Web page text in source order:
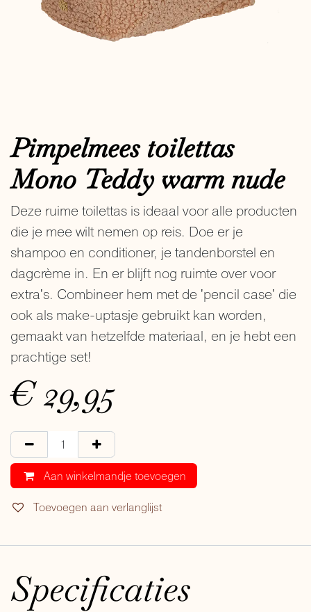
Pimpelmees toilettas
Mono Teddy warm nude
Deze ruime toilettas is ideaal voor alle producten
die je mee wilt nemen op reis. Doe er je
shampoo en conditioner, je tandenborstel en
dagcrème in. En er blijft nog ruimte over voor
extra's. Combineer hem met de 'pencil case' die
ook als make-uptasje gebruikt kan worden,
gemaakt van hetzelfde materiaal, en je hebt een
prachtige set!
€29,95
Aan winkelmandje toevoegen
Toevoegen aan verlanglijst
Specificaties